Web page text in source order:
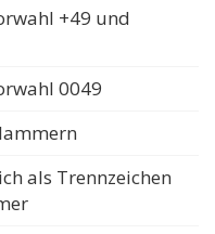
+49 und
0049
als Trennzeichen